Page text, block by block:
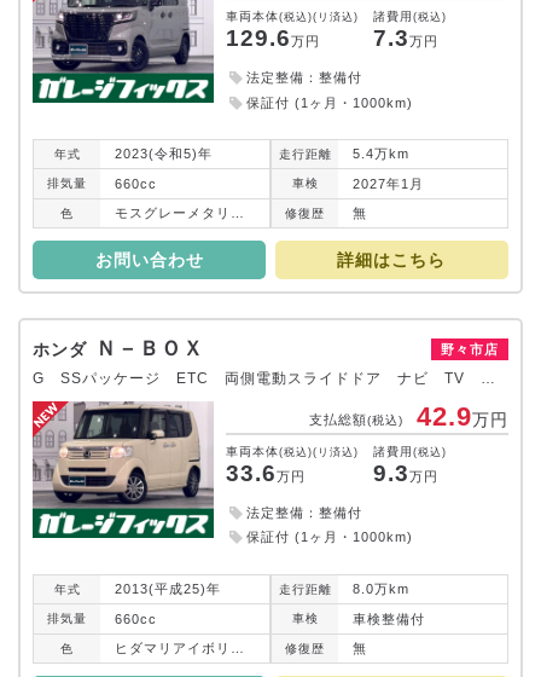
車両本体(税込)(リ済込)
129.6万円
諸費用(税込)
7.3万円
法定整備：整備付
保証付 (1ヶ月・1000km)
年式 2023(令和5)年 走行距離 5.4万km
排気量 660cc 車検 2027年1月
色 修復 歴 無
お問い合わせ 詳細はこちら
ホンダ Ｎ－ＢＯＸ 野々市店
支払総額(税込) 42.9万円
車両本体(税込)(リ済込)
33.6万円
諸費用(税込)
9.3万円
法定整備：整備付
保証付 (1ヶ月・1000km)
年式 2013(平成25)年 走行距離 8.0万km
排気量 660cc 車検 車検整備付
色 修復 歴 無